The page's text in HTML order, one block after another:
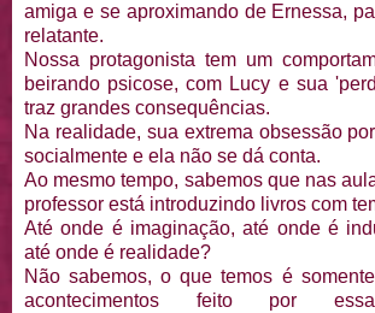
amiga e se aproximando de Ernessa,
relatante.
Nossa protagonista tem um
beirando psicose, com Lucy e sua
traz grandes consequências.
Na realidade, sua extrema obsessão
socialmente e ela não se dá conta.
Ao mesmo tempo, sabemos que nas
professor está introduzindo livros com
Até onde é imaginação, até onde é
até onde é realidade?
Não sabemos, o que temos é
acontecimentos feito por